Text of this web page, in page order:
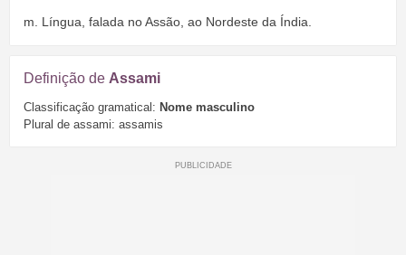
m. Língua, falada no Assão, ao Nordeste da Índia.
Definição de Assami
Classificação gramatical: Nome masculino
Plural de assami: assamis